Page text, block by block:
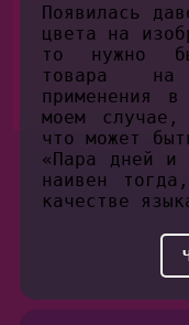
Появилась
цвета на
то нужно
товара на
применения
моем
что может
«Пара дней
наивен
качестве